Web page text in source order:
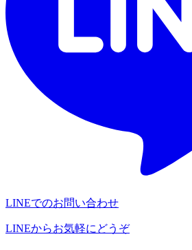
LINEでのお問い合わせ
LINEからお気軽にどうぞ